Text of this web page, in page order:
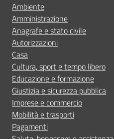
Ambiente
Amministrazione
Anagrafe e stato civile
Autorizzazioni
Casa
Cultura, sport e tempo libero
Educazione e formazione
Giustizia e sicurezza pubblica
Imprese e commercio
Mobilità e trasporti
Pagamenti